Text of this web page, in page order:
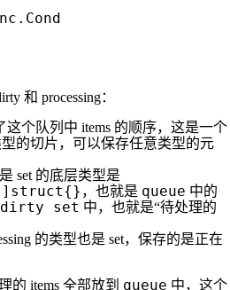
. Cond
和 processing：
这个队列中 items 的顺序，这是一个
型的切片，可以保存任意类型的元
set 的底层类型是
，也就是 queue 中的
dirty set 中，也就是“待处理的
的类型也是 set，保存的是正在
的 items 全部放到 queue 中，这个